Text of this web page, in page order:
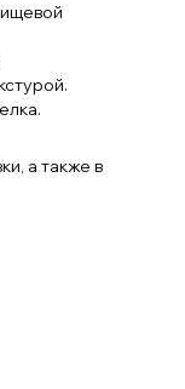
а также в